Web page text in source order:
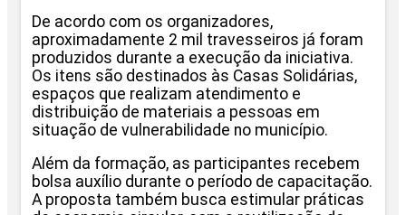
De acordo com os organizadores,
aproximadamente 2 mil travesseiros já foram
produzidos durante a execução da iniciativa.
Os itens são destinados às Casas Solidárias,
espaços que realizam atendimento e
distribuição de materiais a pessoas em
situação de vulnerabilidade no município.
Além da formação, as participantes recebem
bolsa auxílio durante o período de capacitação.
A proposta também busca estimular práticas